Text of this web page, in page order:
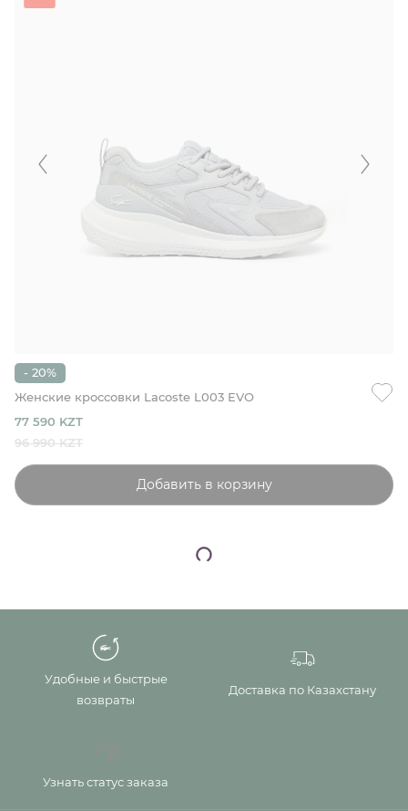
- 20%
Женские кроссовки Lacoste L003 EVO
77 590 KZT
96 990 KZT
Добавить в корзину
Удобные и быстрые
возвраты
Доставка по Казахстану
Узнать статус заказа